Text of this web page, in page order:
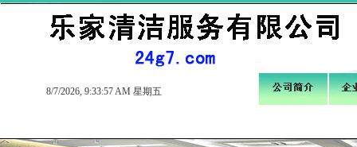
8/7/2026, 9:33:58 AM 星期五